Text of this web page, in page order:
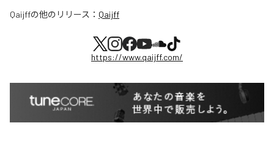
Qaijffの他のリリース： Qaijff
https://www.qaijff.com/